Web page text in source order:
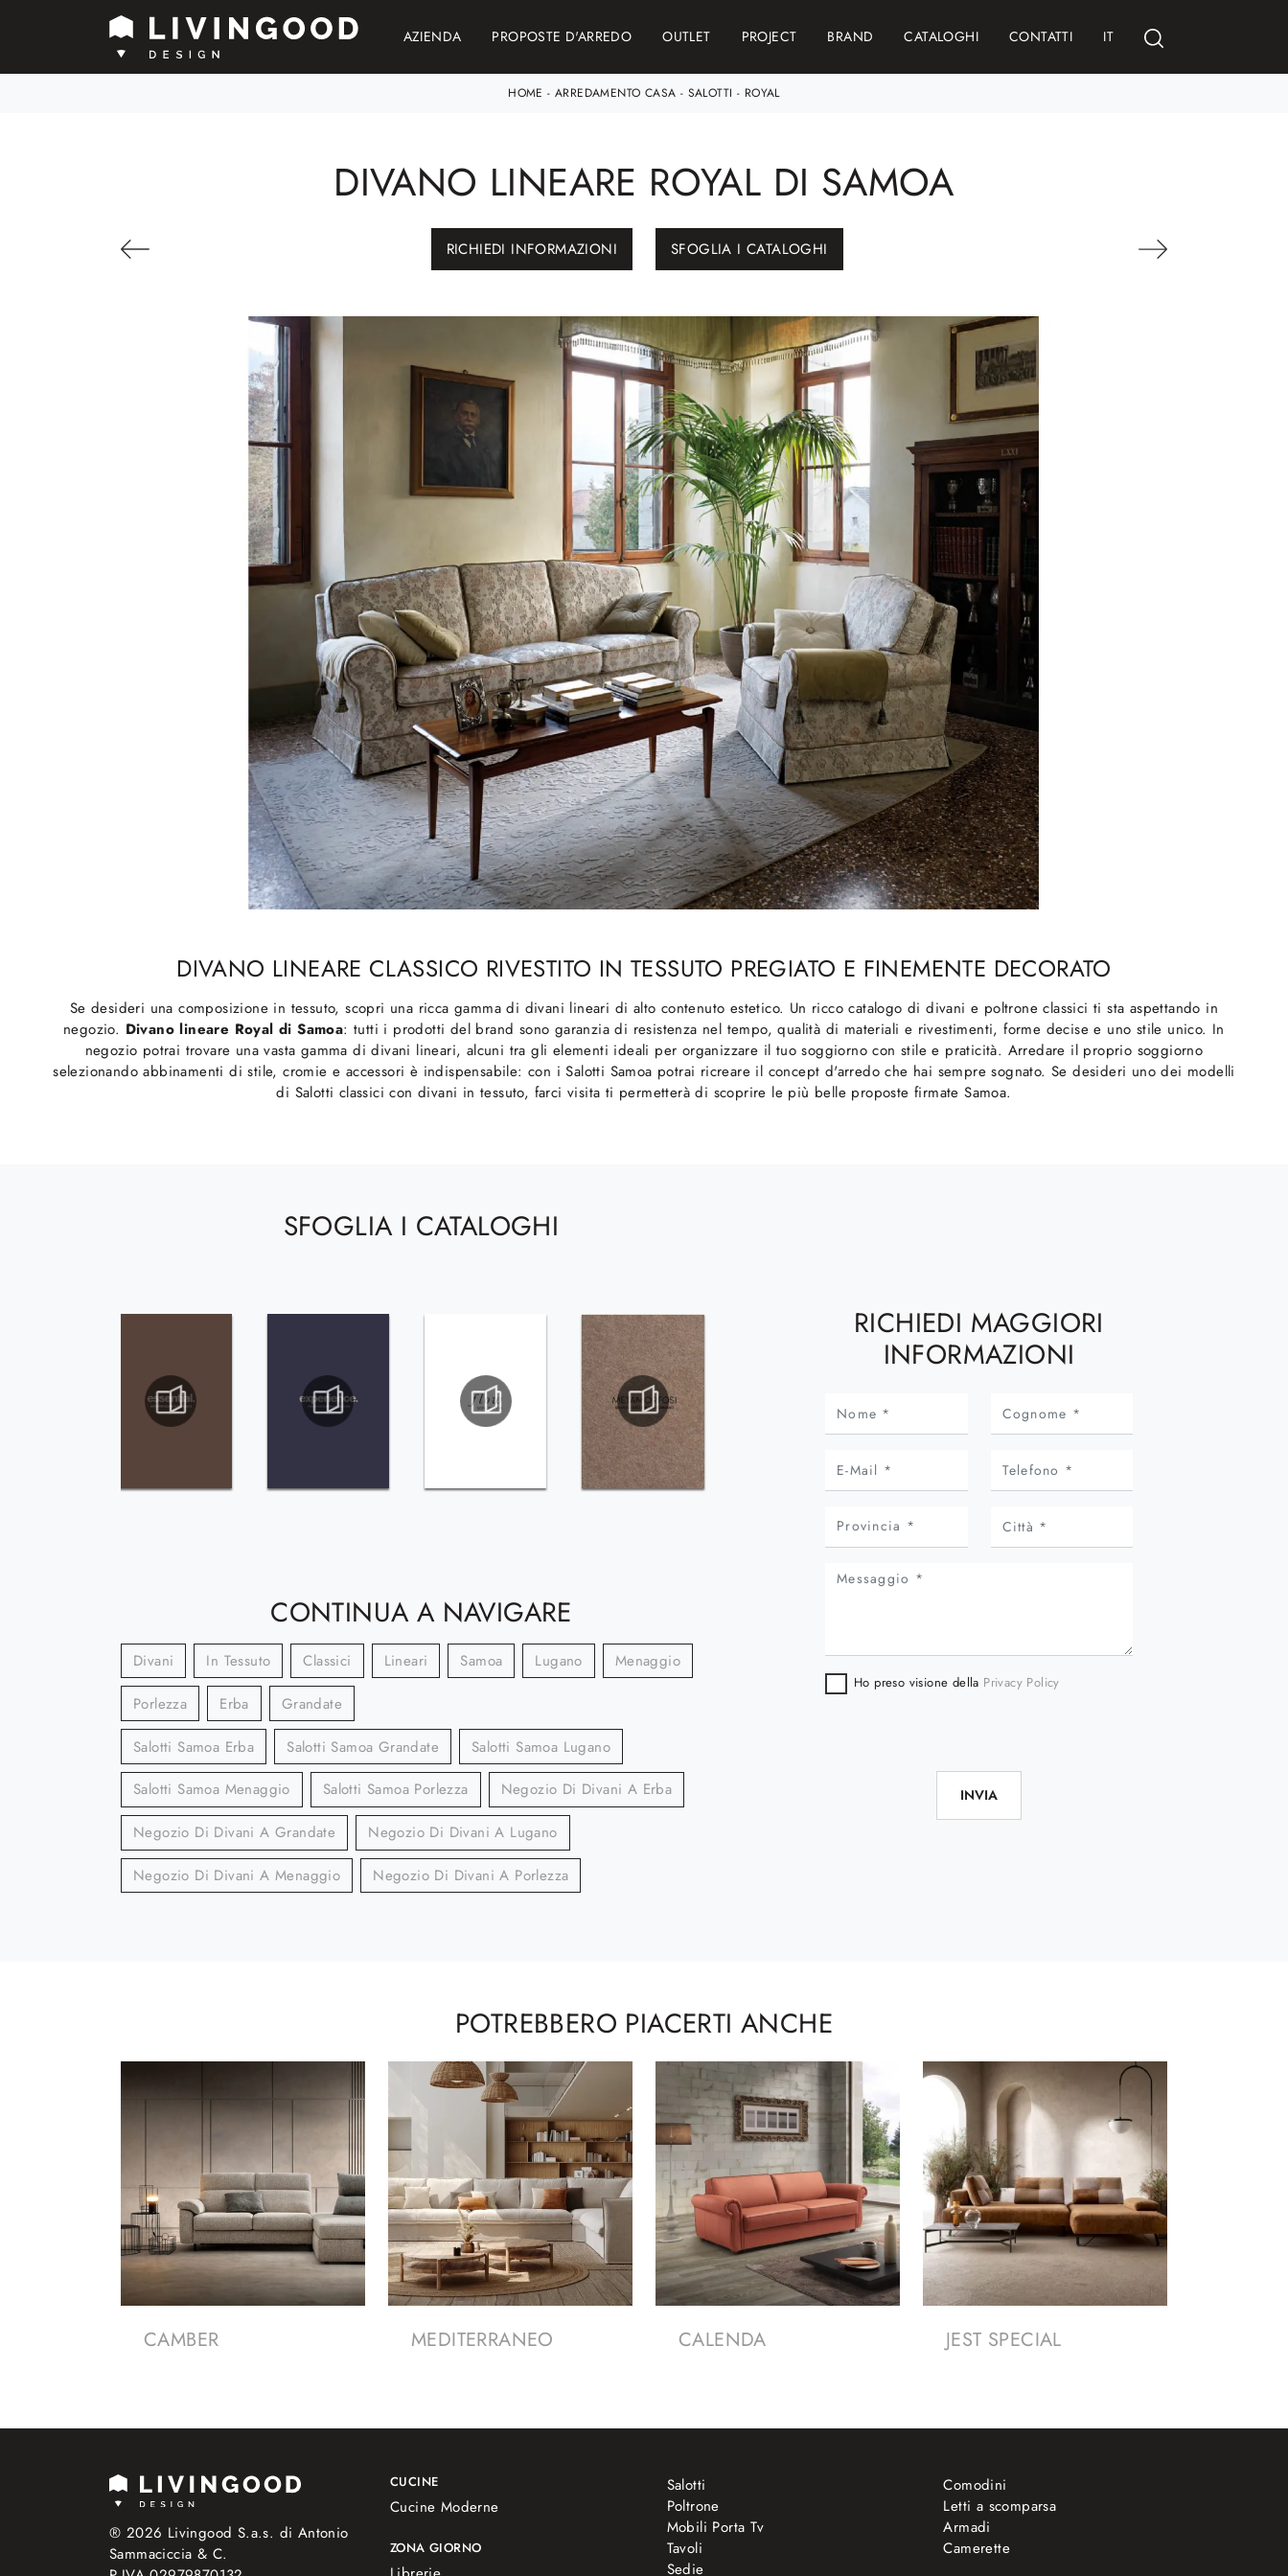
AZIENDA PROPOSTE D'ARREDO OUTLET PROJECT BRAND CATALOGHI CONTATTI IT
HOME -ARREDAMENTO CASA - SALOTTI - ROYAL
DIVANO LINEARE ROYAL DI SAMOA
RICHIEDI INFORMAZIONI SFOGLIA I CATALOGHI
DIVANO LINEARE CLASSICO RIVESTITO IN TESSUTO PREGIATO E FINEMENTE DECORATO
Se desideri una composizione in tessuto, scopri una ricca gamma di divani lineari di alto contenuto estetico. Un ricco catalogo di divani e poltrone classici ti sta aspettando in
negozio. Divano lineare Royal di Samoa: tutti i prodotti del brand sono garanzia di resistenza nel tempo, qualità di materiali e rivestimenti, forme decise e uno stile unico. In
negozio potrai trovare una vasta gamma di divani lineari, alcuni tra gli elementi ideali per organizzare il tuo soggiorno con stile e praticità. Arredare il proprio soggiorno
selezionando abbinamenti di stile, cromie e accessori è indispensabile: con i Salotti Samoa potrai ricreare il concept d'arredo che hai sempre sognato. Se desideri uno dei modelli
di Salotti classici con divani in tessuto, farci visita ti permetterà di scoprire le più belle proposte firmate Samoa.
SFOGLIA I CATALOGHI
CONTINUA A NAVIGARE
Divani In Tessuto Classici Lineari Samoa Lugano Menaggio
Porlezza Erba Grandate
Salotti Samoa Erba Salotti Samoa Grandate Salotti Samoa Lugano
Salotti Samoa Menaggio Salotti Samoa Porlezza Negozio Di Divani A Erba
Negozio Di Divani A Grandate Negozio Di Divani A Lugano
Negozio Di Divani A Menaggio Negozio Di Divani A Porlezza
RICHIEDI MAGGIORI
INFORMAZIONI
Ho preso visione della Privacy Policy
INVIA
POTREBBERO PIACERTI ANCHE
CAMBER MEDITERRANEO CALENDA JEST SPECIAL
® 2026 Livingood S.a.s. di Antonio
Sammaciccia & C.
CUCINE
Cucine Moderne
ZONA GIORNO
Salotti
Poltrone
Mobili Porta Tv
Tavoli
Sedie
Comodini
Letti a scomparsa
Armadi
Camerette